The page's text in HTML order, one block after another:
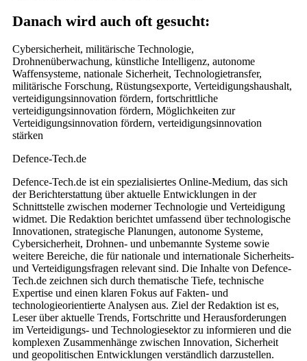
Danach wird auch oft gesucht:
Cybersicherheit, militärische Technologie,
Drohnenüberwachung, künstliche Intelligenz, autonome
Waffensysteme, nationale Sicherheit, Technologietransfer,
militärische Forschung, Rüstungsexporte, Verteidigungshaushalt,
verteidigungsinnovation fördern, fortschrittliche
verteidigungsinnovation fördern, Möglichkeiten zur
Verteidigungsinnovation fördern, verteidigungsinnovation
stärken
Defence-Tech.de
Defence-Tech.de ist ein spezialisiertes Online-Medium, das sich
der Berichterstattung über aktuelle Entwicklungen in der
Schnittstelle zwischen moderner Technologie und Verteidigung
widmet. Die Redaktion berichtet umfassend über technologische
Innovationen, strategische Planungen, autonome Systeme,
Cybersicherheit, Drohnen- und unbemannte Systeme sowie
weitere Bereiche, die für nationale und internationale Sicherheits-
und Verteidigungsfragen relevant sind. Die Inhalte von Defence-
Tech.de zeichnen sich durch thematische Tiefe, technische
Expertise und einen klaren Fokus auf Fakten- und
technologieorientierte Analysen aus. Ziel der Redaktion ist es,
Leser über aktuelle Trends, Fortschritte und Herausforderungen
im Verteidigungs- und Technologiesektor zu informieren und die
komplexen Zusammenhänge zwischen Innovation, Sicherheit
und geopolitischen Entwicklungen verständlich darzustellen.